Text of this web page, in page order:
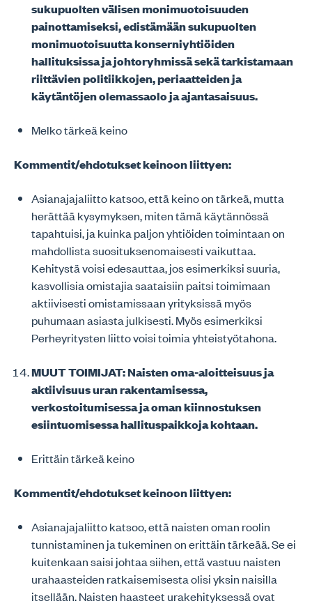
sukupuolten välisen monimuotoisuuden
painottamiseksi, edistämään sukupuolten
monimuotoisuutta konserniyhtiöiden
hallituksissa ja johtoryhmissä sekä tarkistamaan
riittävien politiikkojen, periaatteiden ja
käytäntöjen olemassaolo ja ajantasaisuus.
Melko tärkeä keino
Kommentit/ehdotukset keinoon liittyen:
Asianajajaliitto katsoo, että keino on tärkeä, mutta
herättää kysymyksen, miten tämä käytännössä
tapahtuisi, ja kuinka paljon yhtiöiden toimintaan on
mahdollista suosituksenomaisesti vaikuttaa.
Kehitystä voisi edesauttaa, jos esimerkiksi suuria,
kasvollisia omistajia saataisiin paitsi toimimaan
aktiivisesti omistamissaan yrityksissä myös
puhumaan asiasta julkisesti. Myös esimerkiksi
Perheyritysten liitto voisi toimia yhteistyötahona.
MUUT TOIMIJAT: Naisten oma-aloitteisuus ja
aktiivisuus uran rakentamisessa,
verkostoitumisessa ja oman kiinnostuksen
esiintuomisessa hallituspaikkoja kohtaan.
Erittäin tärkeä keino
Kommentit/ehdotukset keinoon liittyen:
Asianajajaliitto katsoo, että naisten oman roolin
tunnistaminen ja tukeminen on erittäin tärkeää. Se ei
kuitenkaan saisi johtaa siihen, että vastuu naisten
urahaasteiden ratkaisemisesta olisi yksin naisilla
itsellään. Naisten haasteet urakehityksessä ovat